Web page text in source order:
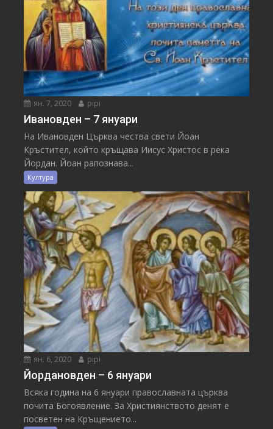
ян. 7, 2020 pipi
Ивановден – 7 януари
На Ивановден Църква чества свети Йоан
Кръстител, който кръщава Иисус Христос в река
Йордан. Йоан рапознава...
Култура
ян. 6, 2020 pipi
Йордановден – 6 януари
Всяка година на 6 януари православната църква
почита Богоявление. За Християнството денят е
посветен на Кръщението...